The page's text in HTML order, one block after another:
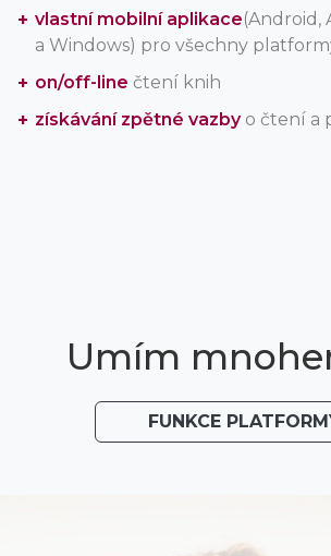
vlastní mobilní aplikace(Android,
a Windows) pro všechny
on/off-line čtení knih
získávání zpětné vazbyo čtení a
Umím
FUNKCE